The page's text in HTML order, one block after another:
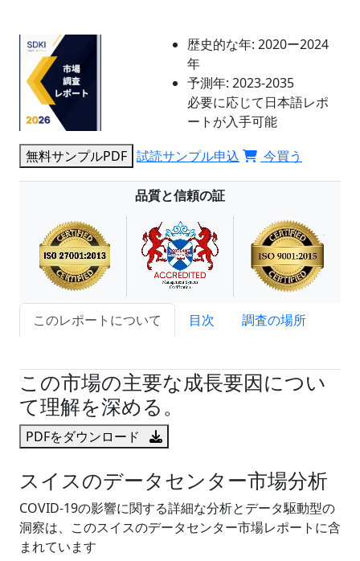
歴史的な年: 2020ー2024
年
予測年: 2023-2035
必要に応じて日本語レポ
ートが入手可能
無料サンプルPDF 試読サンプル申込 今買う
品質と信頼の証
このレポートについて 目次
調査の場所
この市場の主要な成長要因につい
て理解を深める。
PDFをダウンロード
スイスのデータセンター市場分析
COVID-19の影響に関する詳細な分析とデータ駆動型の
洞察は、このスイスのデータセンター市場レポートに含
まれています